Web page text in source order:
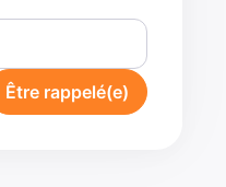
Être rappelé(e)